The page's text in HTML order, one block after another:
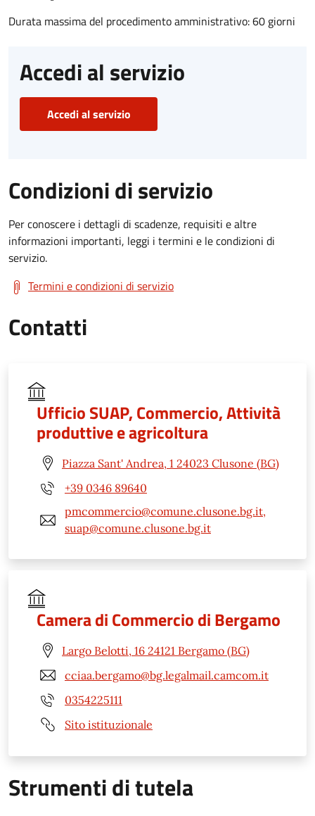
Durata massima del procedimento amministrativo: 60 giorni
Accedi al servizio
Accedi al servizio
Condizioni di servizio
Per conoscere i dettagli di scadenze, requisiti e altre
informazioni importanti, leggi i termini e le condizioni di
servizio.
Termini e condizioni di servizio
Contatti
Ufficio SUAP, Commercio, Attività
produttive e agricoltura
Piazza Sant' Andrea, 1 24023 Clusone (BG)
+39 0346 89640
pmcommercio@comune.clusone.bg.it,
suap@comune.clusone.bg.it
Camera di Commercio di Bergamo
Largo Belotti, 16 24121 Bergamo (BG)
cciaa.bergamo@bg.legalmail.camcom.it
0354225111
Sito istituzionale
Strumenti di tutela